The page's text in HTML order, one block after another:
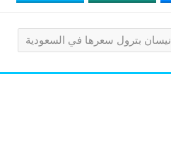
نيسان بترول سعرها في السعودية